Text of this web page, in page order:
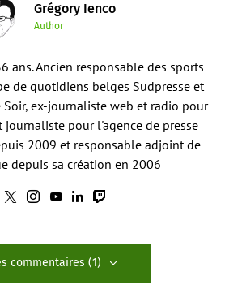
Grégory Ienco
Author
ans. Ancien responsable des sports
de quotidiens belges Sudpresse et
ex-journaliste web et radio pour
journaliste pour l'agence de presse
2009 et responsable adjoint de
depuis sa création en 2006
commentaires (1)